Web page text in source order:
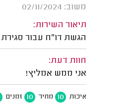
משוב: 02/11/2024
תיאור השירות:
הגשת דו"ח עבור
חוות דעת:
אני ממש אמליץ!
איכות 10 מחיר 10 זמנים